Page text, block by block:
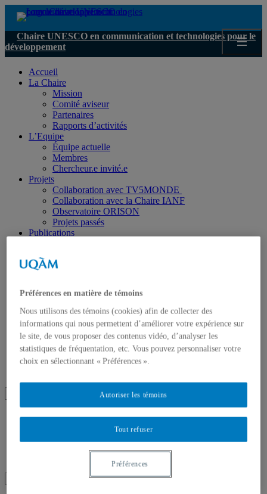
Chaire UNESCO en communication et technologies pour le
développement
Chaire UNESCO en communication et technologies pour le
développement
Accueil
La Chaire
Mission
Comité aviseur
Partenaires
Rapports d’activités
L’Equipe
Équipe actuelle
Membres
Chercheur.e invité.e
Projets
Collaboration avec TV5MONDE
Collaboration avec la Chaire IANF
Observatoire ORISON
Projets passés
Publications
Articles scientifiques
Articles de presse
Activités
Actualité
Évènements passés
Archives
Activités
Publications et Recherches
Préférences en matière de témoins
Nous utilisons des témoins (cookies) afin de collecter des
informations qui nous permettent d’améliorer votre expérience sur
le site, de vous proposer des contenus vidéo, d’analyser les
statistiques de fréquentation, etc. Vous pouvez personnaliser votre
choix en sélectionnant « Préférences ».
Tout refuser
Autoriser les témoins
Préférences